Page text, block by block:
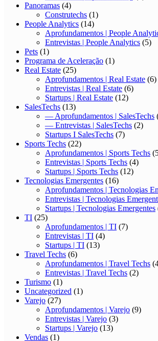
Panoramas (4)
Construtechs (1)
People Analytics (14)
Aprofundamentos | People
Entrevistas | People Analytics (5)
Pets (1)
Programa de Aceleração (1)
Real Estate (25)
Aprofundamentos | Real Estate (6)
Entrevistas | Real Estate (6)
Startups | Real Estate (12)
SalesTechs (13)
— Aprofundamentos | SalesTechs
— Entrevistas | SalesTechs (2)
Startups I SalesTechs (7)
Sports Techs (22)
Aprofundamentos | Sports Techs
Entrevistas | Sports Techs (4)
Startups | Sports Techs (12)
Tecnologias Emergentes (16)
Aprofundamentos | Tecnologias
Entrevistas | Tecnologias
Startups | Tecnologias Emergentes
TI (25)
Aprofundamentos | TI (7)
Entrevistas | TI (4)
Startups | TI (13)
Travel Techs (6)
Aprofundamentos | Travel Techs
Entrevistas | Travel Techs (2)
Turismo (1)
Uncategorized (1)
Varejo (27)
Aprofundamentos | Varejo (9)
Entrevistas | Varejo (3)
Startups | Varejo (13)
Vendas (1)